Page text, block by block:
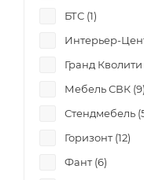
БТС (1)
Интерьер-
Гранд Кволити
Мебель СВК (9)
Стендмебель (
Горизонт (12)
Фант (6)